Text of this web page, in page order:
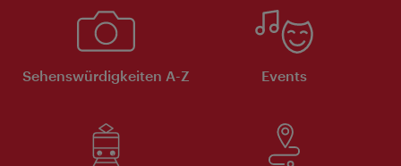
Sehenswürdigkeiten A-Z Events